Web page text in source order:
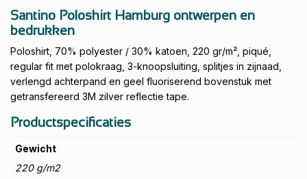
Santino Poloshirt Hamburg ontwerpen en
bedrukken
Poloshirt, 70% polyester / 30% katoen, 220 gr/m², piqué,
regular fit met polokraag, 3-knoopsluiting, splitjes in zijnaad,
verlengd achterpand en geel fluoriserend bovenstuk met
getransfereerd 3M zilver reflectie tape.
Productspecificaties
Gewicht
220 g/m2